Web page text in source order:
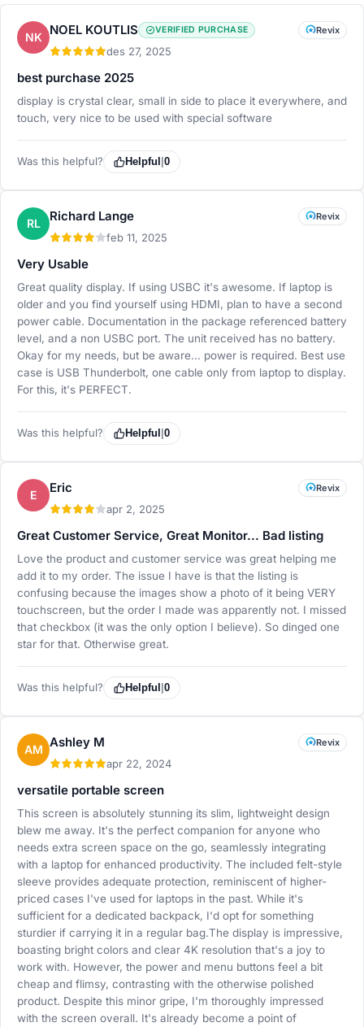
NK NOEL KOUTLIS VERIFIED PURCHASE
des 27, 2025
Revix
best purchase 2025
display is crystal clear, small in side to place it everywhere, and
touch, very nice to be used with special software
Was this helpful? Helpful 0
RL Richard Lange
feb 11, 2025
Revix
Very Usable
Great quality display. If using USBC it's awesome. If laptop is
older and you find yourself using HDMI, plan to have a second
power cable. Documentation in the package referenced battery
level, and a non USBC port. The unit received has no battery.
Okay for my needs, but be aware... power is required. Best use
case is USB Thunderbolt, one cable only from laptop to display.
For this, it's PERFECT.
Was this helpful? Helpful 0
E Eric
apr 2, 2025
Revix
Great Customer Service, Great Monitor... Bad listing
Love the product and customer service was great helping me
add it to my order. The issue I have is that the listing is
confusing because the images show a photo of it being VERY
touchscreen, but the order I made was apparently not. I missed
that checkbox (it was the only option I believe). So dinged one
star for that. Otherwise great.
Was this helpful? Helpful 0
AM Ashley M
apr 22, 2024
Revix
versatile portable screen
This screen is absolutely stunning its slim, lightweight design
blew me away. It's the perfect companion for anyone who
needs extra screen space on the go, seamlessly integrating
with a laptop for enhanced productivity. The included felt-style
sleeve provides adequate protection, reminiscent of higher-
priced cases I've used for laptops in the past. While it's
sufficient for a dedicated backpack, I'd opt for something
sturdier if carrying it in a regular bag.The display is impressive,
boasting bright colors and clear 4K resolution that's a joy to
work with. However, the power and menu buttons feel a bit
cheap and flimsy, contrasting with the otherwise polished
product. Despite this minor gripe, I'm thoroughly impressed
with the screen overall. It's already become a point of